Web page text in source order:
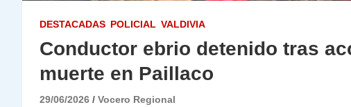
DESTACADAS POLICIAL VALDIVIA
Conductor ebrio detenido tras
muerte en Paillaco
29/06/2026 Vocero Regional